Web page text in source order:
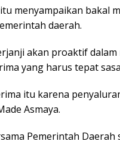
menyampaikan bakal
daerah.
akan proaktif
yang harus tepat
itu karena
Asmaya.
Pemerintah Daerah